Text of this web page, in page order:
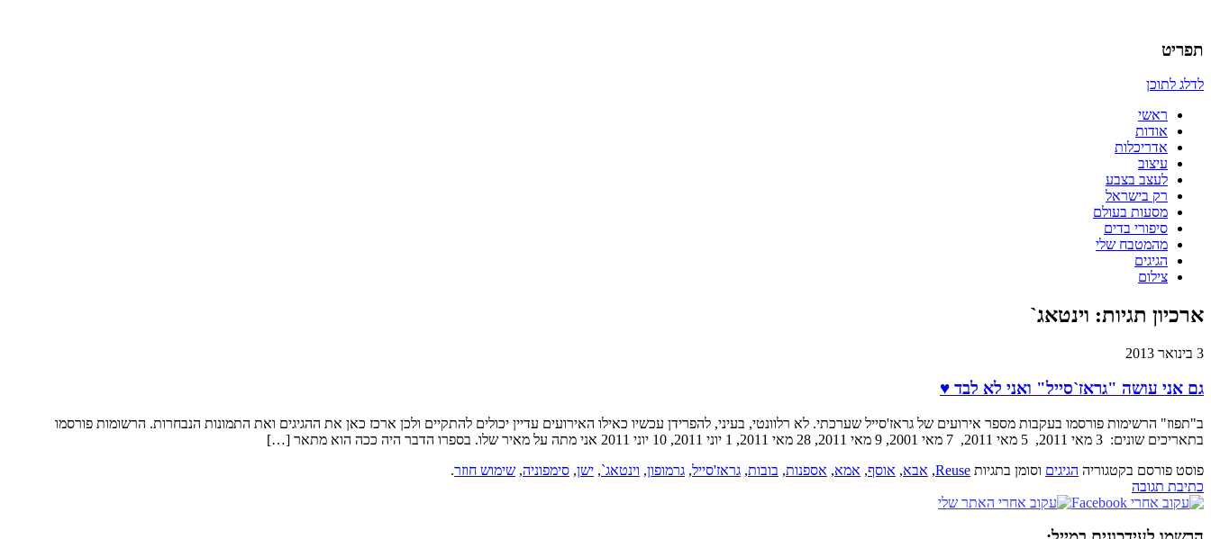
כמו אויר לנשימה – בלוג של אדריכלית
תפריט
לדלג לתוכן
ראשי
אודות
אדריכלות
עיצוב
לעצב בצבע
רק בישראל
מסעות בעולם
סיפורי בדים
מהמטבח שלי
הגיגים
צילום
ארכיון תגיות: וינטאג`
3 בינואר 2013
גם אני עושה "גראז`סייל" ואני לא לבד ♥
ב"תפוז" הרשימות פורסמו בעקבות מספר אירועים של גראז'סייל שערכתי. לא רלוונטי, בעיני, להפרידן עכשיו כאילו האירועים עדיין יכולים להתקיים ולכן ארכז כאן את ההגיגים ואת התמונות הנבחרות. הרשומות פורסמו
בתאריכים שונים: 3 מאי 2011, 5 מאי 2011, 7 מאי 2001, 9 מאי 2011, 28 מאי 2011, 1 יוני 2011, 10 יוני 2011 אני מתה על מאיר שלו. בספרו הדבר היה ככה הוא מתאר […]
פוסט פורסם בקטגוריה הגיגים וסומן בתגיות Reuse
, אבא, אוסף, אמא, אספנות, בובות, גראז'סייל, גרמופון, וינטאג`, ישן, סימפוניה, שימוש חוזר.
כתיבת תגובה